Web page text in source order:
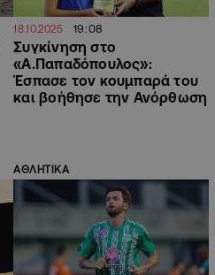
18.10.2025 19:08
Συγκίνηση στο
«Α.Παπαδόπουλος»:
Έσπασε τον κουμπαρά του
και βοήθησε την Ανόρθωση
ΑΘΛΗΤΙΚΑ